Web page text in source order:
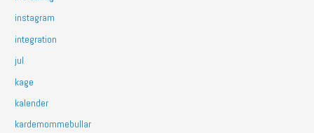
instagram
integration
jul
kage
kalender
kardemommebullar